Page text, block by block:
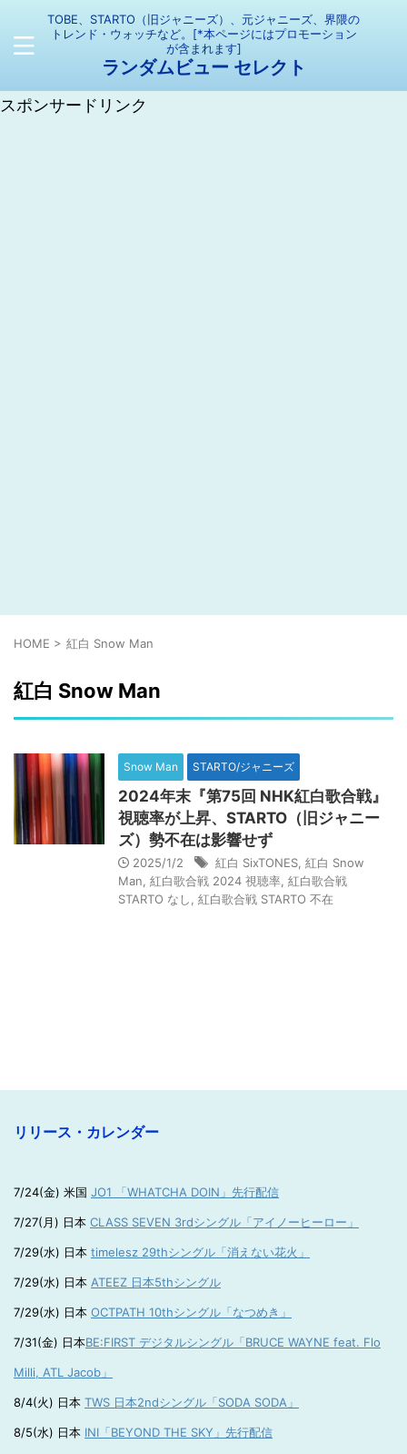
TOBE、STARTO（旧ジャニーズ）、元ジャニーズ、界隈の
トレンド・ウォッチなど。[*本ページにはプロモーション
が含まれます]
ランダムビュー セレクト
スポンサードリンク
HOME > 紅白 Snow Man
紅白 Snow Man
Snow Man STARTO/ジャニーズ
2024年末『第75回 NHK紅白歌合戦』
視聴率が上昇、STARTO（旧ジャニー
ズ）勢不在は影響せず
2025/1/2 紅白 SixTONES 紅白 Snow
Man 紅白歌合戦 2024 視聴率 紅白歌合戦
STARTO なし
紅白歌合戦 STARTO 不在
リリース・カレンダー
7/24(金) 米国 JO1 「WHATCHA DOIN」先行配信
7/27(月) 日本 CLASS SEVEN 3rdシングル「アイノーヒーロー」
7/29(水) 日本 timelesz 29thシングル「消えない花火」
7/29(水) 日本 ATEEZ 日本5thシングル
7/29(水) 日本 OCTPATH 10thシングル「なつめき」
7/31(金) 日本BE:FIRST デジタルシングル「BRUCE WAYNE feat. Flo
Milli, ATL Jacob」
8/4(火) 日本 TWS 日本2ndシングル「SODA SODA」
8/5(水) 日本 INI「BEYOND THE SKY」先行配信